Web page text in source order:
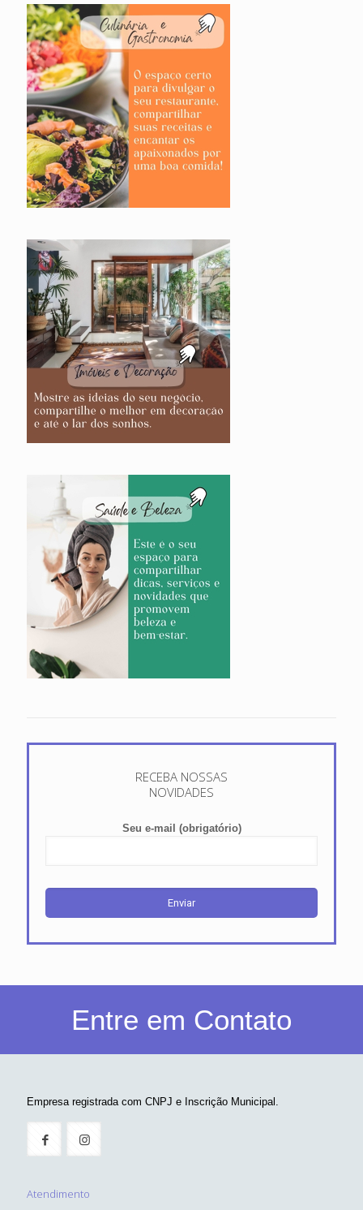
RECEBA NOSSAS
NOVIDADES
Seu e-mail (obrigatório)
Entre em Contato
Empresa registrada com CNPJ e Inscrição Municipal.
Atendimento